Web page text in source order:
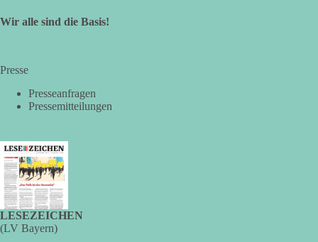
https://www.tichyseinblick.de/kolumnen/aus-aller-welt/usa-
tagebuch-fauci-corona-impfung/
389 55
DieBasis
3 Tage(n) zuvor
Wir alle sind die Basis!
Presse
Presseanfragen
Pressemitteilungen
LESEZEICHEN
(LV Bayern)